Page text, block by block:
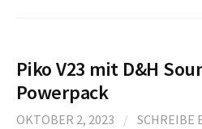
Piko V23 mit D&H
Powerpack
OKTOBER 2, 2023 / SCHREIBE